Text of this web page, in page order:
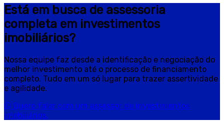
Está em busca de assessoria
completa em investimentos
imobiliários?
Nossa equipe faz desde a identificação e negociação do
melhor investimento até o processo de financiamento
completo. Tudo em um só lugar para trazer assertividade
e agilidade.
Quero falar com um assessor de investimentos
imobiliários.